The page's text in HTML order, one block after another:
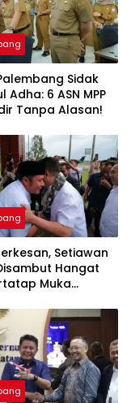
Sidak
Adha: 6 ASN MPP
Tanpa Alasan!
Setiawan
Hangat
Muka